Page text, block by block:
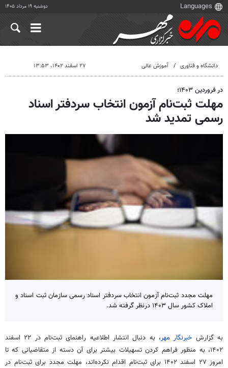
دوشنبه ۱۹ مرداد ۱۴۰۵
دانشگاه و فناوری آموزش عالی ۲۷ اسفند ۱۴۰۲، ۱۳:۵۳
در فروردین ۱۴۰۳؛
مهلت ثبت‌نام آزمون انتخاب سردفتر اسناد
رسمی تمدید شد
مهلت مجدد ثبت‌نام آزمون انتخاب سردفتر اسناد رسمی سازمان ثبت اسناد و
املاک کشور سال ۱۴۰۳ درنظر گرفته شد.
به گزارش خبرنگار مهر
، به دنبال انتشار اطلاعیه راهنمای ثبت‌نام در ۲۲ اسفند
۱۴۰۲، به منظور فراهم کردن تسهیلات بیشتر برای آن ‌دسته از متقاضیانی که تا
امروز ۲۷ اسفند ۱۴۰۲ برای ثبت‌نام اقدام نکرده‌اند، مهلت مجدد برای ثبت‌نام در